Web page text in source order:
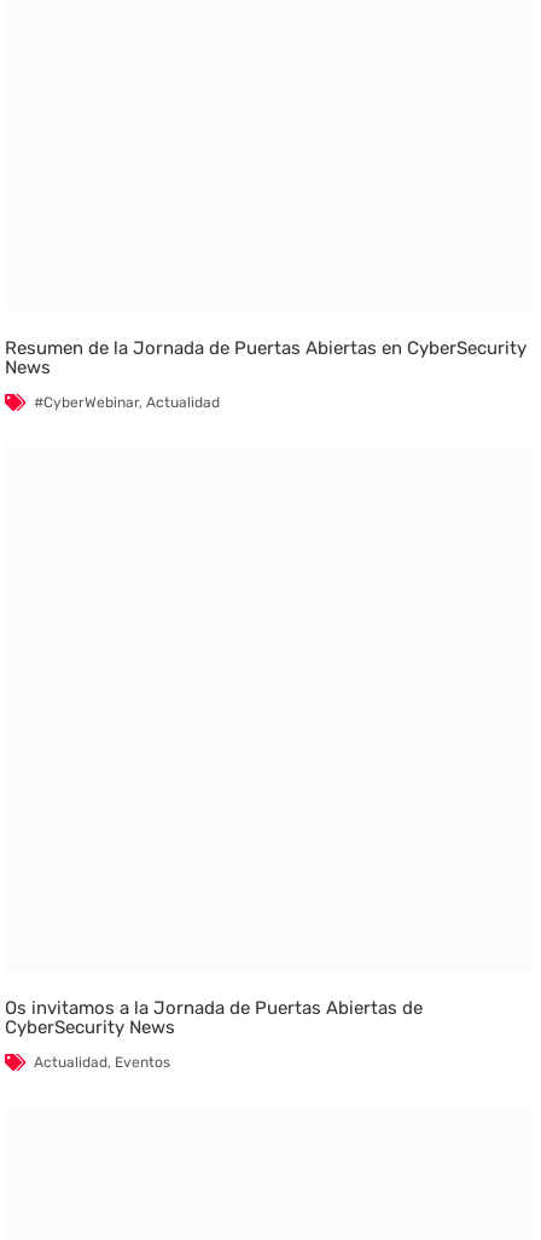
Resumen de la Jornada de Puertas Abiertas en CyberSecurity
News
#CyberWebinar,Actualidad
Os invitamos a la Jornada de Puertas Abiertas de
CyberSecurity News
Actualidad, Eventos